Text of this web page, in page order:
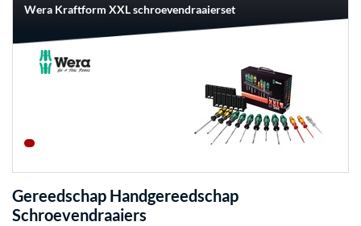
Wera Kraftform XXL schroevendraaierset
Gereedschap Handgereedschap
Schroevendraaiers